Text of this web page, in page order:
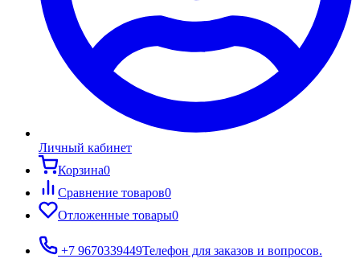
Личный кабинет
Корзина0
Сравнение товаров0
Отложенные товары0
+7 9670339449Телефон для заказов и вопросов.